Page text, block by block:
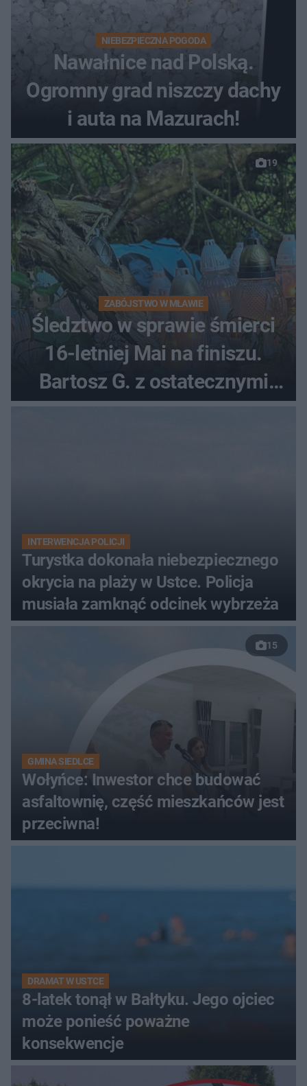
NIEBEZPIECZNA POGODA
Nawałnice nad Polską.
Ogromny grad niszczy dachy
i auta na Mazurach!
19
ZABÓJSTWO W MŁAWIE
Śledztwo w sprawie śmierci
16-letniej Mai na finiszu.
Bartosz G. z ostatecznymi
INTERWENCJA POLICJI
Turystka dokonała niebezpiecznego
okrycia na plaży w Ustce. Policja
musiała zamknąć odcinek wybrzeża
15
GMINA SIEDLCE
Wołyńce: Inwestor chce budować
asfaltownię, część mieszkańców jest
przeciwna!
DRAMAT W USTCE
8-latek tonął w Bałtyku. Jego ojciec
może ponieść poważne
konsekwencje